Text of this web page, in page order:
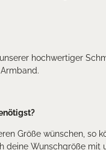
hochwertiger
Größe wünschen, so
deine Wunschgröße mit